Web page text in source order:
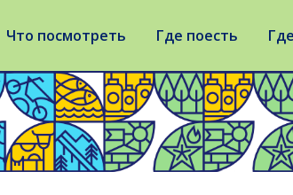
Что посмотреть Где поесть